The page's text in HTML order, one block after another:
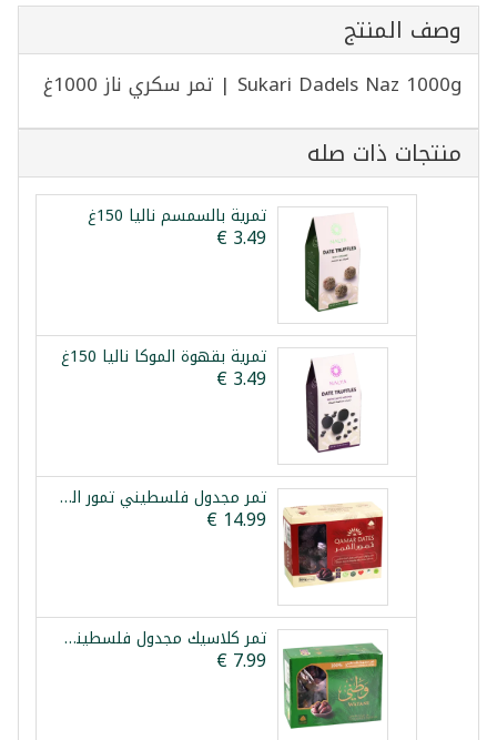
وصف المنتج
Sukari Dadels Naz 1000g | تمر سكري ناز 1000غ
منتجات ذات صله
تمرية بالسمسم نالیا 150غ
تمرية بقهوة الموكا نالیا 150غ
تمر مجدول فلسطيني تمور القمر 800غ
تمر كلاسيك مجدول فلسطيني وطني 750غ